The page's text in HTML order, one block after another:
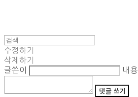
수정하기
삭제하기
글쓴이
내용
댓글 쓰기